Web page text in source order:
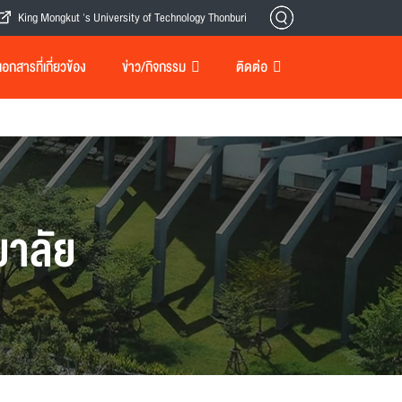
King Mongkut 's University of Technology Thonburi
กสารที่เกี่ยวข้อง ข่าว/กิจกรรม ติดต่อ
ลัย